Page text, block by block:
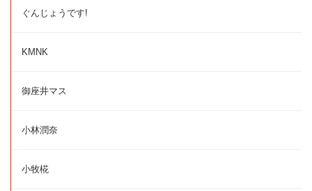
ぐんじょうです!
KMNK
御座井マス
小林潤奈
小牧椛